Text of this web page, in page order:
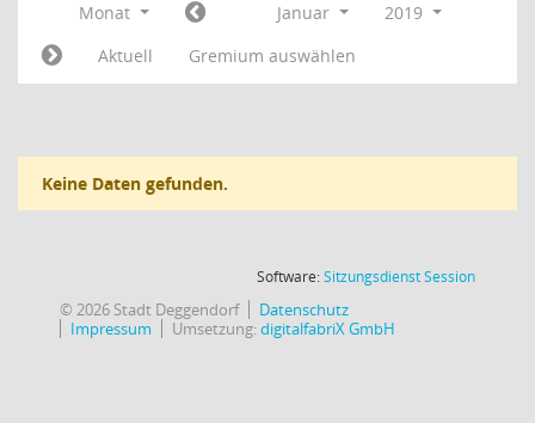
Monat Januar
2019
Aktuell
Gremium auswählen
Keine Daten gefunden.
Software:SitzungsdienstSession(Wird in
© 2026 Stadt Deggendorf
Datenschutz
Impressum
Umsetzung:digitalfabriX GmbH